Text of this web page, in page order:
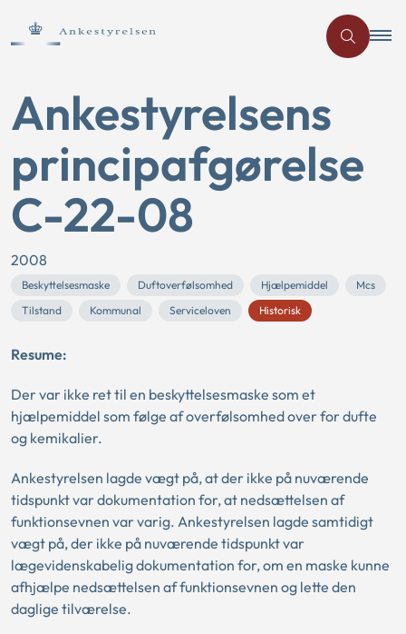
Ankestyrelsens
principafgørelse
C-22-08
2008
Beskyttelsesmaske Duftoverfølsomhed Hjælpemiddel
Mcs
Tilstand
Kommunal Serviceloven Historisk
Resume:
Der var ikke ret til en beskyttelsesmaske som et
hjælpemiddel som følge af overfølsomhed over for dufte
og kemikalier.
Ankestyrelsen lagde vægt på, at der ikke på nuværende
tidspunkt var dokumentation for, at nedsættelsen af
funktionsevnen var varig. Ankestyrelsen lagde samtidigt
vægt på, der ikke på nuværende tidspunkt var
lægevidenskabelig dokumentation for, om en maske kunne
afhjælpe nedsættelsen af funktionsevnen og lette den
daglige tilværelse.